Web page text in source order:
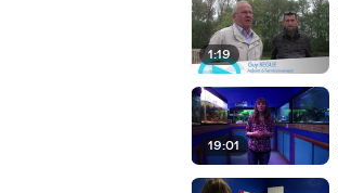
1:19
19:01